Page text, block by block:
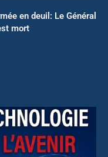
en deuil: Le Général
mort